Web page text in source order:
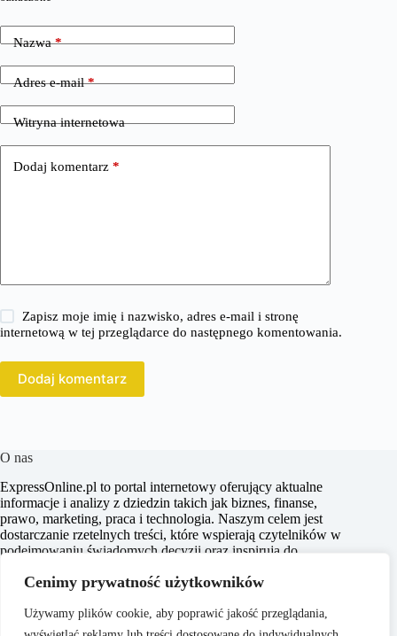
Cenimy prywatność użytkowników
Używamy plików cookie, aby poprawić jakość przeglądania,
Nazwa*
Adres e-mail*
Witryna internetowa
Dodaj komentarz *
Zapisz moje imię i nazwisko, adres e-mail i stronę
internetową w tej przeglądarce do następnego komentowania.
Dodaj komentarz
O nas
ExpressOnline.pl to portal internetowy oferujący aktualne
informacje i analizy z dziedzin takich jak biznes, finanse,
prawo, marketing, praca i technologia. Naszym celem jest
dostarczanie rzetelnych treści, które wspierają czytelników w
podejmowaniu świadomych decyzji oraz inspirują do
dostępne dla każdego, niezależnie od poziomu wiedzy w